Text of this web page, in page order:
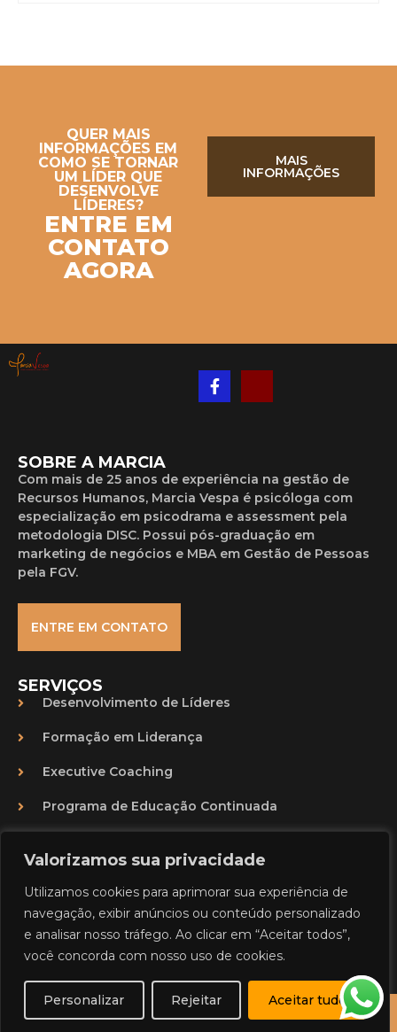
Valorizamos sua privacidade
Utilizamos cookies para aprimorar sua experiência de
navegação, exibir anúncios ou conteúdo personalizado
e analisar nosso tráfego. Ao clicar em “Aceitar todos”,
você concorda com nosso uso de cookies.
Personalizar Rejeitar Aceitar tudo
QUER MAIS
INFORMAÇÕES EM
COMO SE TORNAR
UM LÍDER QUE
DESENVOLVE
LÍDERES?
ENTRE EM
CONTATO
AGORA
MAIS
INFORMAÇÕES
SOBRE A MARCIA
Com mais de 25 anos de experiência na gestão de
Recursos Humanos, Marcia Vespa é psicóloga com
especialização em psicodrama e assessment pela
metodologia DISC. Possui pós-graduação em
marketing de negócios e MBA em Gestão de Pessoas
pela FGV.
ENTRE EM CONTATO
SERVIÇOS
Desenvolvimento de Líderes
Formação em Liderança
Executive Coaching
Programa de Educação Continuada
CONTATO
Seg. a Sex 8:00am as 6:00pm
contato@crescergroup.com
+55 (11) 98164-0403
© Copyright 2025 - Marcia Vespa | Desenvolvido Por
Vitrusweb - Agênc.IA